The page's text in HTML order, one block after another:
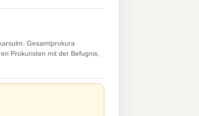
Gesamtprokura
Prokuristen mit der Befugnis,